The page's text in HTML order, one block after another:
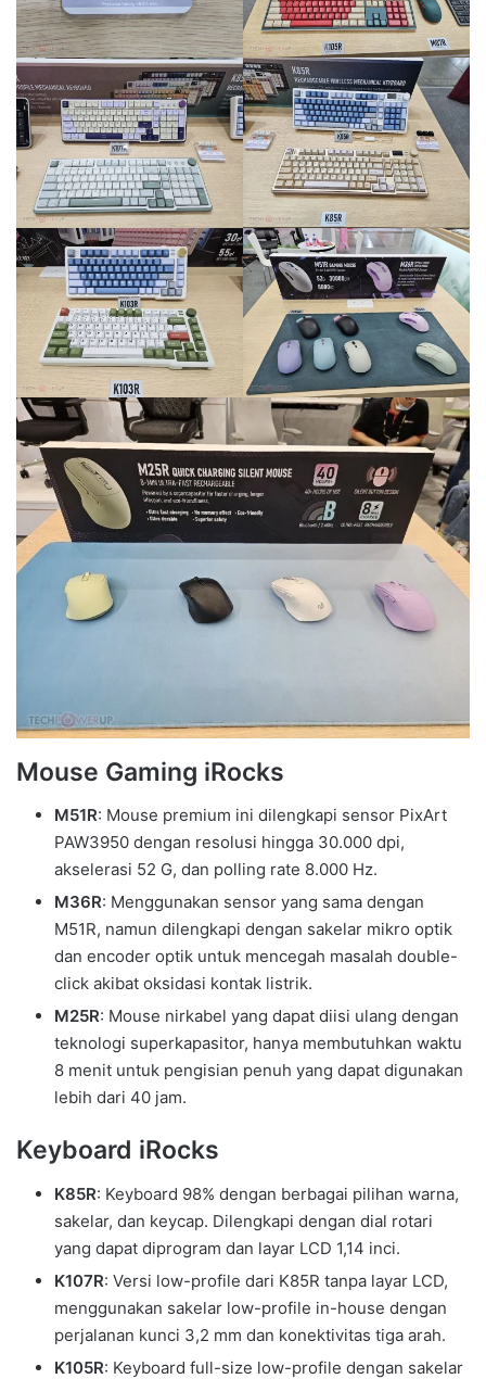
Mouse Gaming iRocks
M51R: Mouse premium ini dilengkapi sensor PixArt
PAW3950 dengan resolusi hingga 30.000 dpi,
akselerasi 52 G, dan polling rate 8.000 Hz.
M36R: Menggunakan sensor yang sama dengan
M51R, namun dilengkapi dengan sakelar mikro optik
dan encoder optik untuk mencegah masalah double-
click akibat oksidasi kontak listrik.
M25R: Mouse nirkabel yang dapat diisi ulang dengan
teknologi superkapasitor, hanya membutuhkan waktu
8 menit untuk pengisian penuh yang dapat digunakan
lebih dari 40 jam.
Keyboard iRocks
K85R: Keyboard 98% dengan berbagai pilihan warna,
sakelar, dan keycap. Dilengkapi dengan dial rotari
yang dapat diprogram dan layar LCD 1,14 inci.
K107R: Versi low-profile dari K85R tanpa layar LCD,
menggunakan sakelar low-profile in-house dengan
perjalanan kunci 3,2 mm dan konektivitas tiga arah.
K105R: Keyboard full-size low-profile dengan sakelar